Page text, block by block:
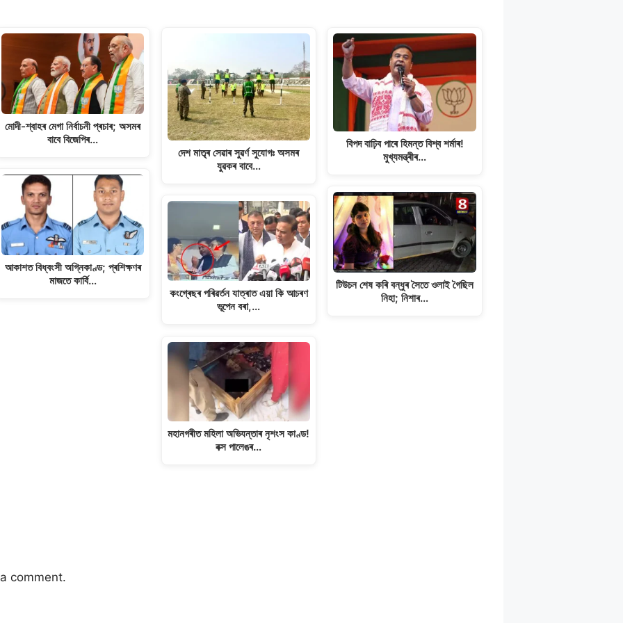
মোদী-শ্বাহৰ মেগা নিৰ্বাচনী প্ৰচাৰ; অসমৰ
বাবে বিজেপিৰ…
আকাশত বিধ্বংসী অগ্নিকাণ্ড; প্ৰশিক্ষণৰ
মাজতে কাৰ্বি…
দেশ মাতৃৰ সেৱাৰ সুৱৰ্ণ সুযোগঃ অসমৰ
যুৱকৰ বাবে…
কংগ্ৰেছৰ পৰিৱৰ্তন যাত্ৰাত এয়া কি আচৰণ
ভূপেন বৰা,…
মহানগৰীত মহিলা অভিযন্তাৰ নৃশংস কাণ্ড!
বক্স পালেঙৰ…
বিপদ বাঢ়িব পাৰে হিমন্ত বিশ্ব শৰ্মাৰ!
মুখ্যমন্ত্ৰীৰ…
টিউচন শেষ কৰি বন্ধুৰ সৈতে ওলাই গৈছিল
নিহা; নিশাৰ…
comment.